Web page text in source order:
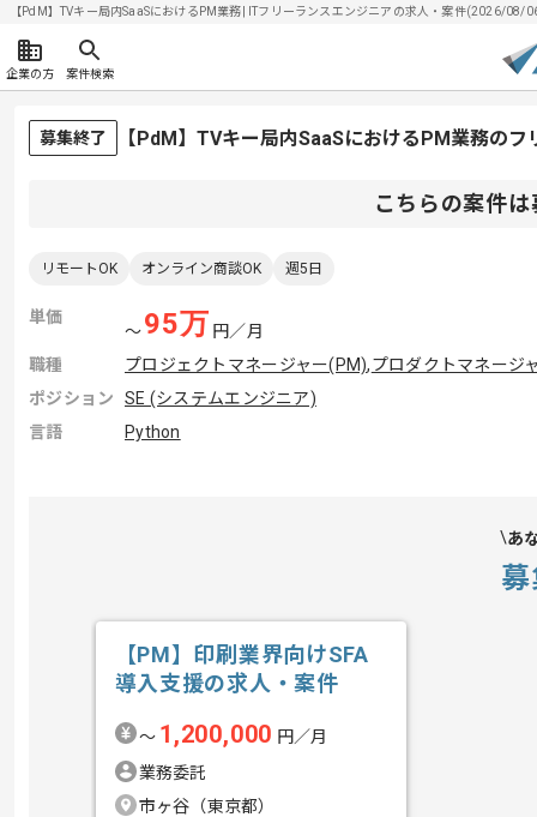
【PdM】TVキー局内SaaSにおけるPM業務| ITフリーランスエンジニアの求人・案件(2026/08/
企業の方 案件検索
募集終了 【PdM】TVキー局内SaaSにおけるPM業務の
こちらの案件
リモートOK オンライン商談OK 週5日
単価
〜95万 円／月
職種
プロジェクトマネージャー(PM),プロダクトマネージ
ポジション
SE (システムエンジニア)
言語
Python
あ
【PM】印刷業界向けSFA
導入支援の求人・案件
〜 1,200,000 円／月
業務委託
市ヶ谷（東京都）